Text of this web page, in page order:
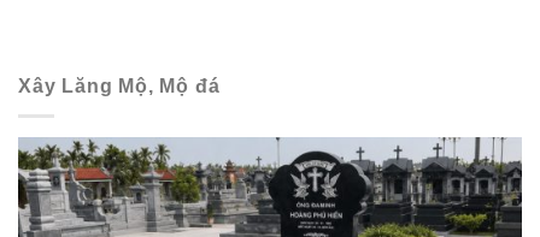
Xây Lăng Mộ, Mộ đá